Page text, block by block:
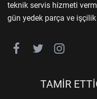
teknik servis hizmeti
gün yedek parça ve işçilik
TAMİR